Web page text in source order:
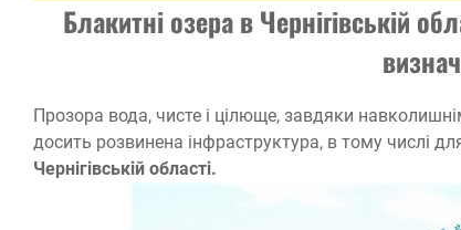
Блакитні озера в Чернігівській
Прозора вода, чисте і цілюще, завдяки
досить розвинена інфраструктура, в тому числі
Чернігівській області.